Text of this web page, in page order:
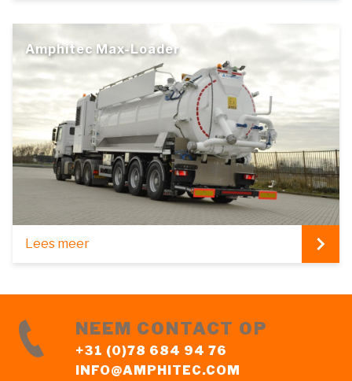
Amphitec Max-Loader
Lees meer
NEEM CONTACT OP
+31 (0)78 684 94 76
INFO@AMPHITEC.COM